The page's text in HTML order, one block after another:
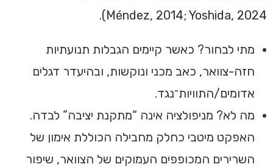
Méndez, 2014; Yoshida, 2024).
מתי לבחור? כאשר קיימים הגבלות תנועתיות
חזה-צוואר, כאב מכני ונוקשות, ובהיעדר דגלים
אדומים/התוויות־נגד.
מה לא? מניפולציה אינה “מתקנת יציבה” לבדה.
האפקט מיטבי כחלק מחבילה הכוללת אימון של
השרירים המכופפים העמוקים של הצוואר, שיפור